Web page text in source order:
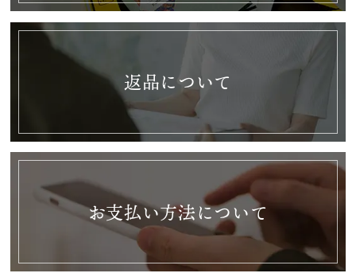
いのうえ茶園 公式Instagram
返品について
お支払い方法について